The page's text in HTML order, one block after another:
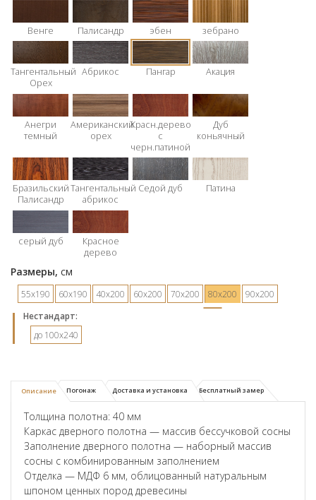
Венге Палисандр эбен зебрано
Тангентальный
Орех
Абрикос Пангар Акация
Анегри
темный
Американский
орех
Красн.дерево
с
черн.патиной
Дуб
коньячный
Бразильский
Палисандр
Тангентальный
абрикос
Седой дуб Патина
серый дуб
Красное
дерево
Размеры, см
55х190 60х190 40х200 60х200 70х200 80х200
90х200
Hестандарт:
до 100x240
Описание Погонаж Доставка и установка Бесплатный замер
Толщина полотна: 40 мм
Каркас дверного полотна — массив бессучковой сосны
Заполнение дверного полотна — наборный массив
сосны с комбинированным заполнением
Отделка — МДФ 6 мм, облицованный натуральным
шпоном ценных пород древесины